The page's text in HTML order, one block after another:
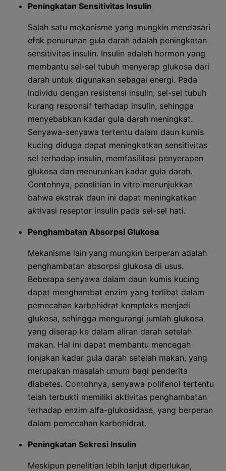
Peningkatan Sensitivitas Insulin
Salah satu mekanisme yang mungkin mendasari
efek penurunan gula darah adalah peningkatan
sensitivitas insulin. Insulin adalah hormon yang
membantu sel-sel tubuh menyerap glukosa dari
darah untuk digunakan sebagai energi. Pada
individu dengan resistensi insulin, sel-sel tubuh
kurang responsif terhadap insulin, sehingga
menyebabkan kadar gula darah meningkat.
Senyawa-senyawa tertentu dalam daun kumis
kucing diduga dapat meningkatkan sensitivitas
sel terhadap insulin, memfasilitasi penyerapan
glukosa dan menurunkan kadar gula darah.
Contohnya, penelitian in vitro menunjukkan
bahwa ekstrak daun ini dapat meningkatkan
aktivasi reseptor insulin pada sel-sel hati.
Penghambatan Absorpsi Glukosa
Mekanisme lain yang mungkin berperan adalah
penghambatan absorpsi glukosa di usus.
Beberapa senyawa dalam daun kumis kucing
dapat menghambat enzim yang terlibat dalam
pemecahan karbohidrat kompleks menjadi
glukosa, sehingga mengurangi jumlah glukosa
yang diserap ke dalam aliran darah setelah
makan. Hal ini dapat membantu mencegah
lonjakan kadar gula darah setelah makan, yang
merupakan masalah umum bagi penderita
diabetes. Contohnya, senyawa polifenol tertentu
telah terbukti memiliki aktivitas penghambatan
terhadap enzim alfa-glukosidase, yang berperan
dalam pemecahan karbohidrat.
Peningkatan Sekresi Insulin
Meskipun penelitian lebih lanjut diperlukan,